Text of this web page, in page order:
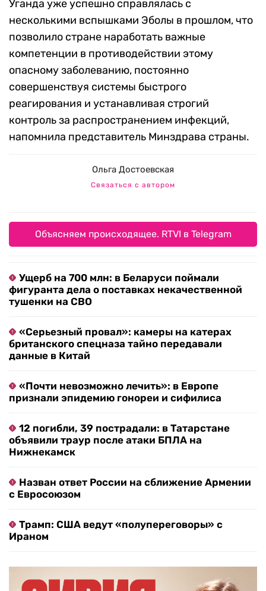
Уганда уже успешно справлялась с
несколькими вспышками Эболы в прошлом, что
позволило стране наработать важные
компетенции в противодействии этому
опасному заболеванию, постоянно
совершенствуя системы быстрого
реагирования и устанавливая строгий
контроль за распространением инфекций,
напомнила представитель Минздрава страны.
Ольга Достоевская
Связаться с автором
Объясняем происходящее. RTVI в Telegram
Ущерб на 700 млн: в Беларуси поймали
фигуранта дела о поставках некачественной
тушенки на СВО
«Серьезный провал»: камеры на катерах
британского спецназа тайно передавали
данные в Китай
«Почти невозможно лечить»: в Европе
признали эпидемию гонореи и сифилиса
12 погибли, 39 пострадали: в Татарстане
объявили траур после атаки БПЛА на
Нижнекамск
Назван ответ России на сближение Армении
с Евросоюзом
Трамп: США ведут «полупереговоры» с
Ираном